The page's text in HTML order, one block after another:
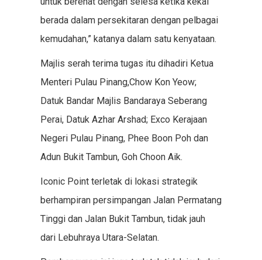
berada dalam persekitaran dengan pelbagai
kemudahan,” katanya dalam satu kenyataan.
Majlis serah terima tugas itu dihadiri Ketua
Menteri Pulau Pinang,Chow Kon Yeow;
Datuk Bandar Majlis Bandaraya Seberang
Perai, Datuk Azhar Arshad; Exco Kerajaan
Negeri Pulau Pinang, Phee Boon Poh dan
Adun Bukit Tambun, Goh Choon Aik.
Iconic Point terletak di lokasi strategik
berhampiran persimpangan Jalan Permatang
Tinggi dan Jalan Bukit Tambun, tidak jauh
dari Lebuhraya Utara-Selatan.